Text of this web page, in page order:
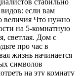
стабильно
если вам
величия Что нужно
на 5-комнатную
светлая. Дом с
про час в
жизнь начинается
символов
на эту комнату